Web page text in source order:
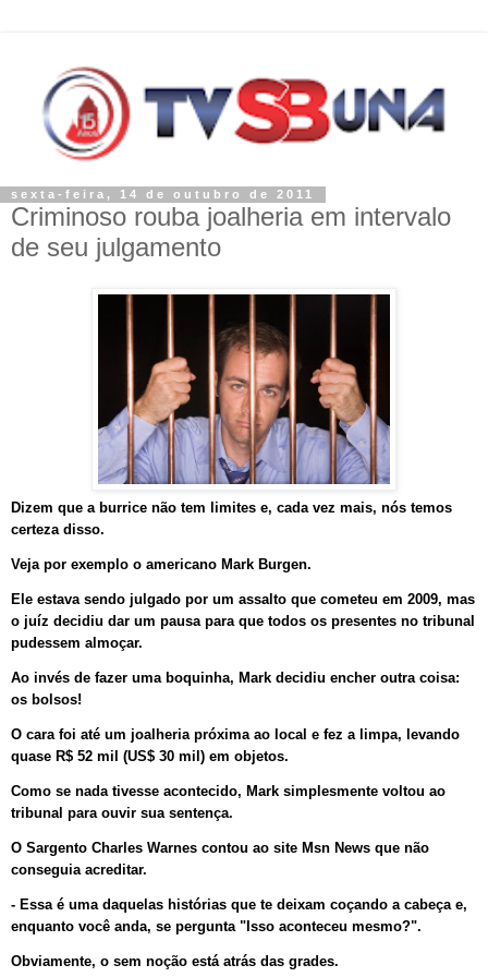
sexta-feira, 14 de outubro de 2011
Criminoso rouba joalheria em intervalo
de seu julgamento
Dizem que a burrice não tem limites e, cada vez mais, nós temos
certeza disso.
Veja por exemplo o americano Mark Burgen.
Ele estava sendo julgado por um assalto que cometeu em 2009, mas
o juíz decidiu dar um pausa para que todos os presentes no tribunal
pudessem almoçar.
Ao invés de fazer uma boquinha, Mark decidiu encher outra coisa:
os bolsos!
O cara foi até um joalheria próxima ao local e fez a limpa, levando
quase R$ 52 mil (US$ 30 mil) em objetos.
Como se nada tivesse acontecido, Mark simplesmente voltou ao
tribunal para ouvir sua sentença.
O Sargento Charles Warnes contou ao site Msn News que não
conseguia acreditar.
- Essa é uma daquelas histórias que te deixam coçando a cabeça e,
enquanto você anda, se pergunta "Isso aconteceu mesmo?".
Obviamente, o sem noção está atrás das grades.